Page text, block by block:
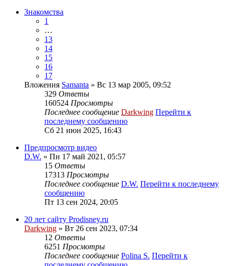
Знакомства
1
…
13
14
15
16
17
Вложения Samanta » Вс 13 мар 2005, 09:52
329 Ответы
160524 Просмотры
Последнее сообщение Darkwing Перейти к
последнему сообщению
Сб 21 июн 2025, 16:43
Предпросмотр видео
D.W. » Пн 17 май 2021, 05:57
15 Ответы
17313 Просмотры
Последнее сообщение D.W. Перейти к последнему
сообщению
Пт 13 сен 2024, 20:05
20 лет сайту Prodisney.ru
Darkwing » Вт 26 сен 2023, 07:34
12 Ответы
6251 Просмотры
Последнее сообщение Polina S. Перейти к